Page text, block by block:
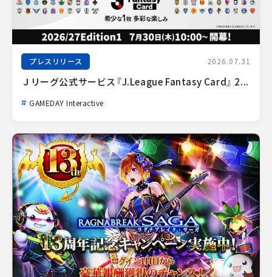
プレスリリース 2026.07.31
Ｊリーグ公式サービス『J.League Fantasy Card』 2...
GAMEDAY Interactive